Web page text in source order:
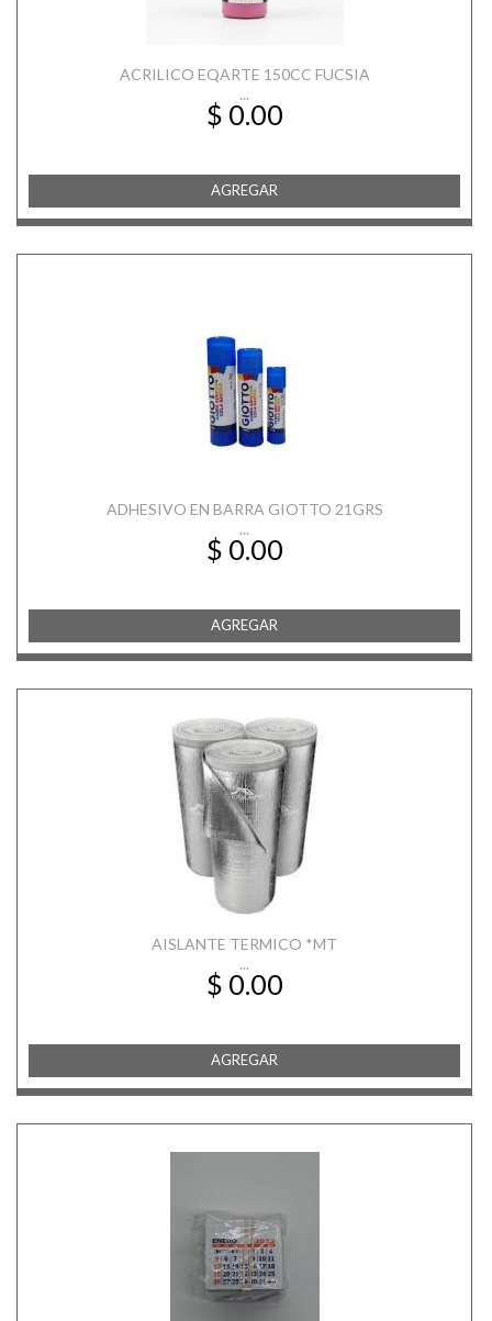
ACRILICO EQARTE 150CC FUCSIA
...
$ 0.00
AGREGAR
ADHESIVO EN BARRA GIOTTO 21GRS
...
$ 0.00
AGREGAR
AISLANTE TERMICO *MT
...
$ 0.00
AGREGAR